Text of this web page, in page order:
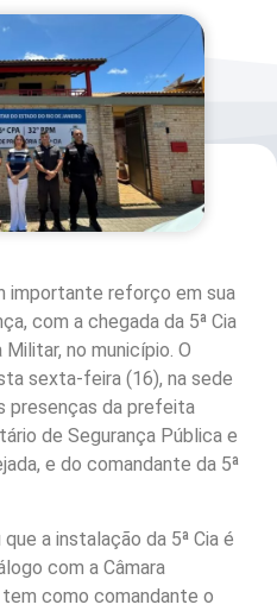
importante reforço em sua
com a chegada da 5ª Cia
no município. O
sexta-feira (16), na sede
presenças da prefeita
de Segurança Pública e
e do comandante da 5ª
a instalação da 5ª Cia é
com a Câmara
como comandante o